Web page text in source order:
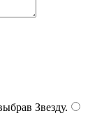
Звезду.